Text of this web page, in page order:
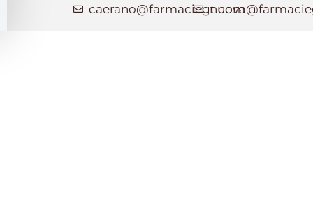
caerano@farmaciegt.com